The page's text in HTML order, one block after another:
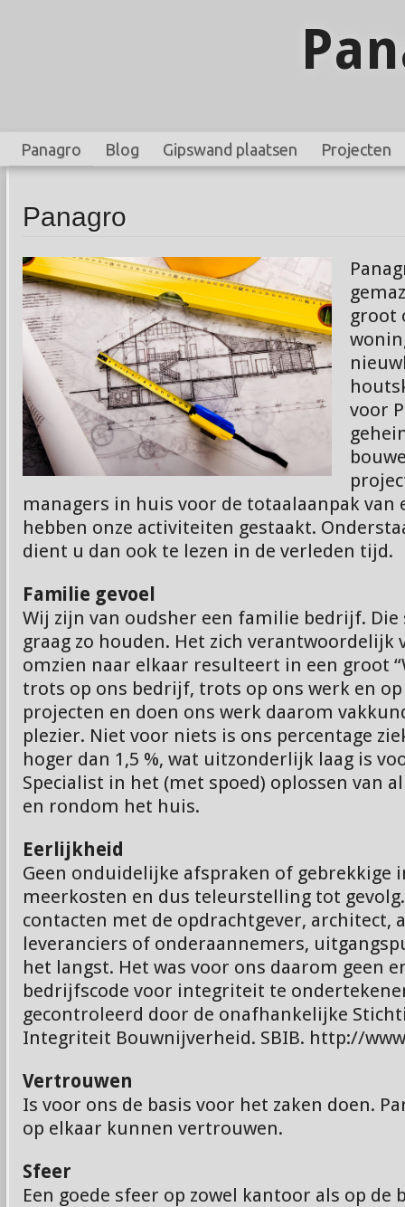
Panagro Blog Gipswand plaatsen Projecten
Panagro
groot
voor
managers in huis voor de totaalaanpak van
hebben onze activiteiten gestaakt.
dient u dan ook te lezen in de verleden tijd.
Familie gevoel
Wij zijn van oudsher een familie bedrijf. Die
graag zo houden. Het zich verantwoordelijk
omzien naar elkaar resulteert in een groot
trots op ons bedrijf, trots op ons werk en
projecten en doen ons werk daarom
plezier. Niet voor niets is ons percentage
hoger dan 1,5 %, wat uitzonderlijk laag is
Specialist in het (met spoed) oplossen van
en rondom het huis.
Eerlijkheid
Geen onduidelijke afspraken of
meerkosten en dus teleurstelling tot
contacten met de opdrachtgever, architect,
leveranciers of onderaannemers,
het langst. Het was voor ons daarom geen
bedrijfscode voor integriteit te
gecontroleerd door de onafhankelijke
Integriteit Bouwnijverheid. SBIB. http://
Vertrouwen
Is voor ons de basis voor het zaken doen.
op elkaar kunnen vertrouwen.
Sfeer
Een goede sfeer op zowel kantoor als op de